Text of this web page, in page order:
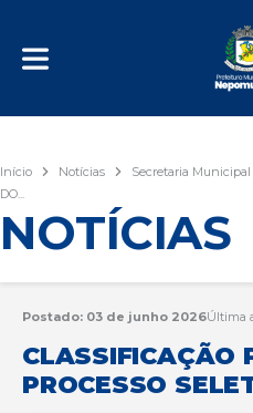
Início Notícias Secretaria Municipal
DO...
NOTÍCIAS
Postado: 03 de junho 2026Última
CLASSIFICAÇÃO
PROCESSO